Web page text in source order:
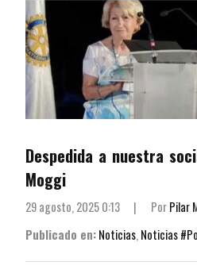
Despedida a nuestra
Moggi
29 agosto, 2025 0:13 | PorPilar
Publicado en:Noticias, Noticias